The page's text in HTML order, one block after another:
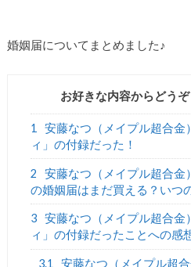
婚姻届についてまとめました♪
お好きな内容からどうぞ
1
安藤なつ（メイプル超合金
ィ」の付録だった！
2
安藤なつ（メイプル超合金
の婚姻届はまだ買える？いつ
3 安藤なつ（メイプル超合金
ィ」の付録だったことへの感
3.1
安藤なつ（メイプル超